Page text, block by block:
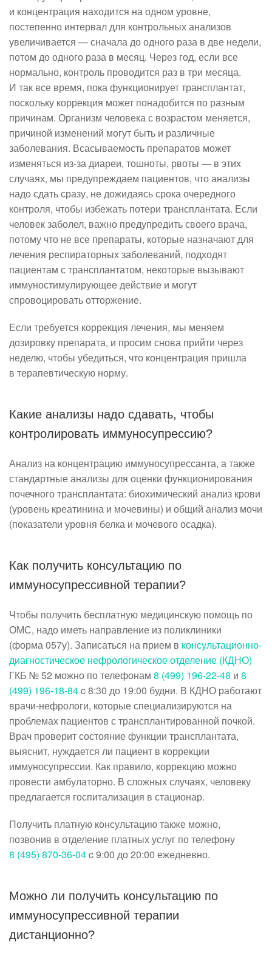
и концентрация находится на одном уровне,
постепенно интервал для контрольных анализов
увеличивается — сначала до одного раза в две недели,
потом до одного раза в месяц. Через год, если все
нормально, контроль проводится раз в три месяца.
И так все время, пока функционирует трансплантат,
поскольку коррекция может понадобится по разным
причинам. Организм человека с возрастом меняется,
причиной изменений могут быть и различные
заболевания. Всасываемость препаратов может
изменяться из-за диареи, тошноты, рвоты — в этих
случаях, мы предупреждаем пациентов, что анализы
надо сдать сразу, не дожидаясь срока очередного
контроля, чтобы избежать потери трансплантата. Если
человек заболел, важно предупредить своего врача,
потому что не все препараты, которые назначают для
лечения респираторных заболеваний, подходят
пациентам с трансплантатом, некоторые вызывают
иммуностимулирующее действие и могут
спровоцировать отторжение.
Если требуется коррекция лечения, мы меняем
дозировку препарата, и просим снова прийти через
неделю, чтобы убедиться, что концентрация пришла
в терапевтическую норму.
Какие анализы надо сдавать, чтобы
контролировать иммуносупрессию?
Анализ на концентрацию иммуносупрессанта, а также
стандартные анализы для оценки функционирования
почечного трансплантата: биохимический анализ крови
(уровень креатинина и мочевины) и общий анализ мочи
(показатели уровня белка и мочевого осадка).
Как получить консультацию по
иммуносупрессивной терапии?
Чтобы получить бесплатную медицинскую помощь по
ОМС, надо иметь направление из поликлиники
(форма 057у). Записаться на прием в консультационно-
диагностическое нефрологическое отделение (КДНО)
ГКБ № 52 можно по телефонам 8 (499) 196-22-48 и 8
(499) 196-18-84c 8:30 до 19:00 будни. В КДНО работают
врачи-нефрологи, которые специализируются на
проблемах пациентов с трансплантированной почкой.
Врач проверит состояние функции трансплантата,
выяснит, нуждается ли пациент в коррекции
иммуносупрессии. Как правило, коррекцию можно
провести амбулаторно. В сложных случаях, человеку
предлагается госпитализация в стационар.
Получить платную консультацию также можно,
позвонив в отделение платных услуг по телефону
8 (495) 870-36-04c 9:00 до 20:00 ежедневно.
Можно ли получить консультацию по
иммуносупрессивной терапии
дистанционно?